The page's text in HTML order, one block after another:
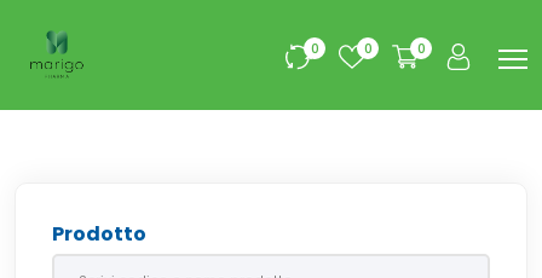
0 0 0
Prodotto